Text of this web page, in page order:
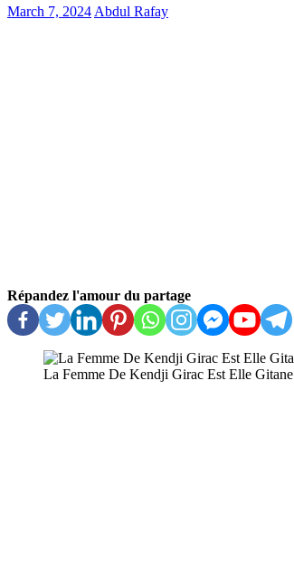
March 7, 2024Abdul Rafay
Répandez l'amour du partage
La Femme De Kendji Girac Est Elle Gitane